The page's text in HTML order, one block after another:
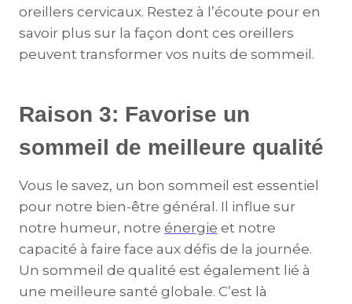
oreillers cervicaux. Restez à l’écoute pour en
savoir plus sur la façon dont ces oreillers
peuvent transformer vos nuits de sommeil.
Raison 3: Favorise un
sommeil de meilleure qualité
Vous le savez, un bon sommeil est essentiel
pour notre bien-être général. Il influe sur
notre humeur, notre énergie et notre
capacité à faire face aux défis de la journée.
Un sommeil de qualité est également lié à
une meilleure santé globale. C’est là